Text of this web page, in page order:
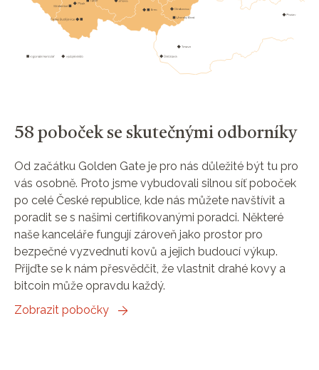
58 poboček se skutečnými odborníky
Od začátku Golden Gate je pro nás důležité být tu pro
vás osobně. Proto jsme vybudovali silnou síť poboček
po celé České republice, kde nás můžete navštívit a
poradit se s našimi certifikovanými poradci. Některé
naše kanceláře fungují zároveň jako prostor pro
bezpečné vyzvednutí kovů a jejich budoucí výkup.
Přijďte se k nám přesvědčit, že vlastnit drahé kovy a
bitcoin může opravdu každý.
Zobrazit pobočky